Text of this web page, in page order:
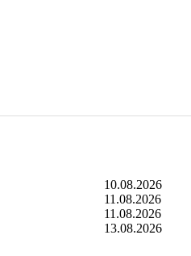
10.08.2026
11.08.2026
11.08.2026
13.08.2026